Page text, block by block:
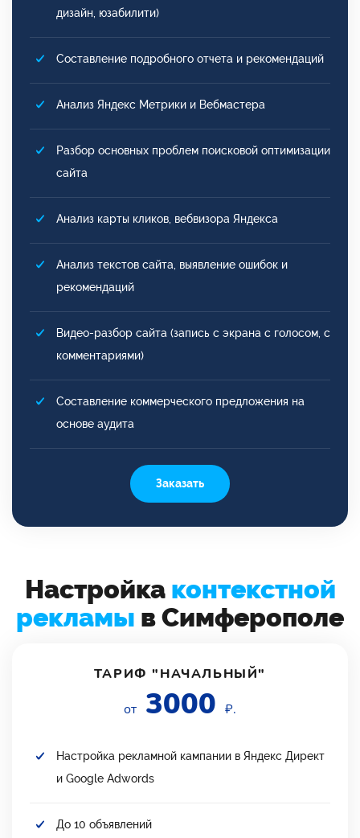
дизайн, юзабилити)
Составление подробного отчета и рекомендаций
Анализ Яндекс Метрики и Вебмастера
Разбор основных проблем поисковой оптимизации
сайта
Анализ карты кликов, вебвизора Яндекса
Анализ текстов сайта, выявление ошибок и
рекомендаций
Видео-разбор сайта (запись с экрана с голосом, с
комментариями)
Составление коммерческого предложения на
основе аудита
Заказать
Настройка контекстной
рекламы в Симферополе
ТАРИФ "НАЧАЛЬНЫЙ"
от 3000 ₽.
Настройка рекламной кампании в Яндекс Директ
и Google Adwords
До 10 объявлений